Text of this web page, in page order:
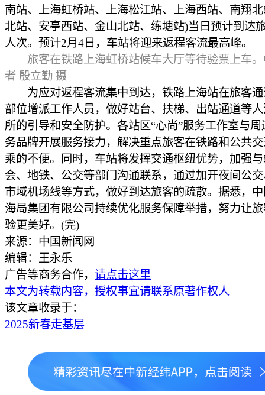
南站、上海虹桥站、上海松江站、上海西站、南翔
北站、安亭西站、金山北站、练塘站)当日预计到达
人次。预计2月4日，车站将迎来返程客流最高峰。
旅客在铁路上海虹桥站候车大厅等待验票上车
者 殷立勤 摄
为应对返程客流集中到达，铁路上海站在旅客通
部位增派工作人员，做好站台、扶梯、出站通道等
所的引导和安全防护。各站区“心尚”服务工作室与周
务品牌开展服务接力，解决重点旅客在铁路和公共
乘的不便。同时，车站将发挥交通枢纽优势，加强
会、地铁、公交等部门沟通联系，通过加开夜间公
市域机场线等方式，做好到达旅客的疏散。据悉，
海局集团有限公司持续优化服务保障举措，努力让
验更美好。(完)
来源：中国新闻网
编辑：王永乐
广告等商务合作， 请点击这里
本文为转载内容，授权事宜请联系原著作权人
该文章收录于：
2025新春走基层